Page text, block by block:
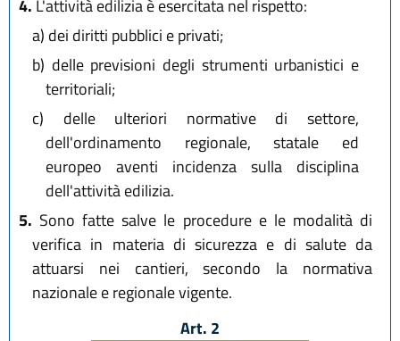
4. L'attività edilizia è esercitata nel rispetto:
a) dei diritti pubblici e privati;
b) delle previsioni degli strumenti urbanistici e
territoriali;
c) delle ulteriori normative di settore,
dell'ordinamento regionale, statale ed
europeo aventi incidenza sulla disciplina
dell'attività edilizia.
5. Sono fatte salve le procedure e le modalità di
verifica in materia di sicurezza e di salute da
attuarsi nei cantieri, secondo la normativa
nazionale e regionale vigente.
Art. 2